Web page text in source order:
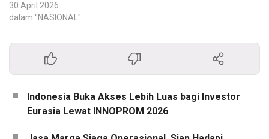
30 April 2026
dalam "NASIONAL"
Indonesia Buka Akses Lebih Luas bagi Investor
Eurasia Lewat INNOPROM 2026